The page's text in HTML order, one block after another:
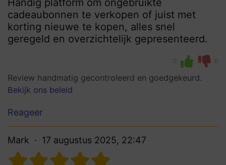
cadeaubonnen te verkopen of juist met
korting nieuwe te kopen, alles snel
geregeld en overzichtelijk gepresenteerd.
0 0
Review handmatig gecontroleerd en goedgekeurd.
Bekijk ons beleid
Reageer
Mark 17 augustus 2025, 22:47